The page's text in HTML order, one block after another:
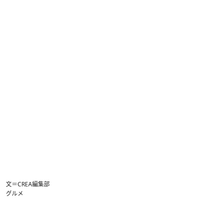
文＝CREA編集部
グルメ